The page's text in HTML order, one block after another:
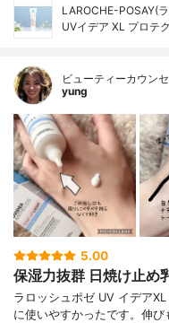
LAROCHE-POSAY(
UVイデア XL プロテ
ビューティーカウ
yung
5.00
保湿力抜群 日焼け止め
ラロッシュポゼ UV イデア
に使いやすかったです。伸